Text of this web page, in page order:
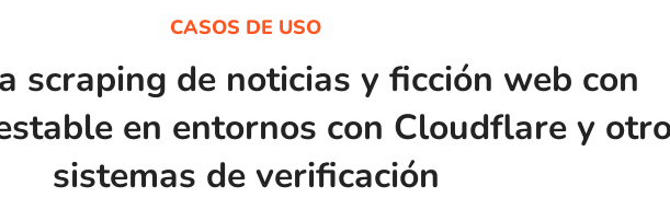
CASOS DE USO
scraping de noticias y ficción web con
en entornos con Cloudflare y
sistemas de verificación